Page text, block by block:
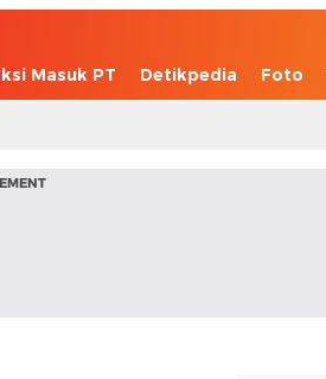
Masuk PT Detikpedia Foto